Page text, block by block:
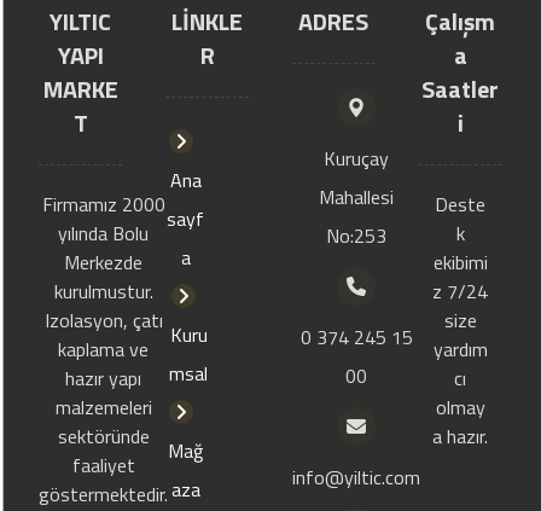
YILTIC
YAPI
MARKE
T
Firmamız 2000
yılında Bolu
Merkezde
kurulmustur.
Izolasyon, çatı
kaplama ve
hazır yapı
malzemeleri
sektöründe
faaliyet
göstermektedir.
LİNKLE
R
Ana
sayf
a
Kuru
msal
Mağ
aza
ADRES
Kuruçay
Mahallesi
No:253
0 374 245 15
00
info@yiltic.com
Çalışm
a
Saatler
i
Deste
k
ekibimi
z 7/24
size
yardım
cı
olmay
a hazır.